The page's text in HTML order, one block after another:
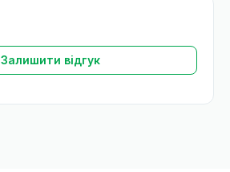
Залишити відгук